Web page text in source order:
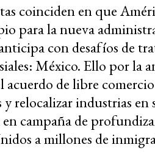
coinciden en que
para la nueva
con desafíos de
México. Ello por la
acuerdo de libre
y relocalizar industrias
campaña de
a millones de